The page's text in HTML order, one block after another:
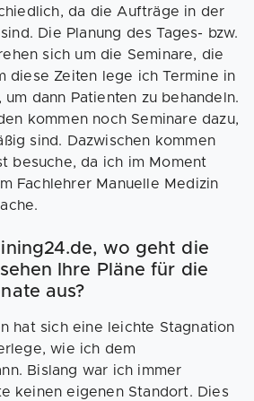
da die Aufträge in der
Die Planung des Tages- bzw.
sich um die Seminare, die
diese Zeiten lege ich Termine in
dann Patienten zu behandeln.
kommen noch Seminare dazu,
sind. Dazwischen kommen
besuche, da ich im Moment
Fachlehrer Manuelle Medizin
wo geht die
Ihre Pläne für die
aus?
hat sich eine leichte Stagnation
wie ich dem
Bislang war ich immer
keinen eigenen Standort. Dies